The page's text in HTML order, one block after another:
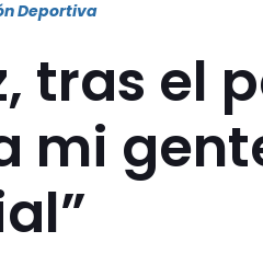
Deportiva
tras el
mi